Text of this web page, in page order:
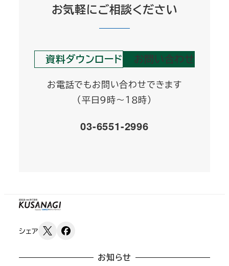
お気軽にご相談ください
資料ダウンロード お問い合わせ
お電話でもお問い合わせできます
（平日９時～１８時）
03-6551-2996
シェア
お知らせ